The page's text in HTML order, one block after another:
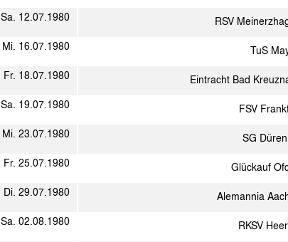
Sa. 12.07.1980
RSV
Mi. 16.07.1980
TuS
Fr. 18.07.1980
Eintracht Bad
Sa. 19.07.1980
FSV
Mi. 23.07.1980
SG
Fr. 25.07.1980
Glückauf
Di. 29.07.1980
Alemannia
Sa. 02.08.1980
RKSV